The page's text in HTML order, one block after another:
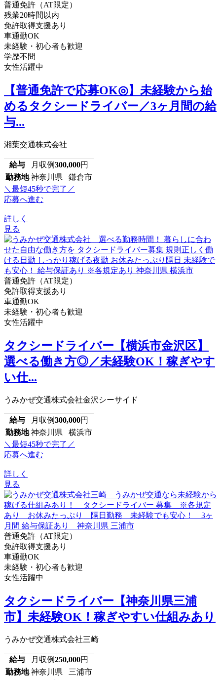
普通免許（AT限定）
残業20時間以内
免許取得支援あり
車通勤OK
未経験・初心者も歓迎
学歴不問
女性活躍中
【普通免許で応募OK◎】未経験から始
めるタクシードライバー／3ヶ月間の給
与...
湘葉交通株式会社
給与 月収例300,000円
勤務地 神奈川県 鎌倉市
＼最短45秒で完了／
応募へ進む
詳しく
見る
普通免許（AT限定）
免許取得支援あり
車通勤OK
未経験・初心者も歓迎
女性活躍中
タクシードライバー【横浜市金沢区】
選べる働き方◎／未経験OK！稼ぎやす
い仕...
うみかぜ交通株式会社金沢シーサイド
給与 月収例300,000円
勤務地 神奈川県 横浜市
＼最短45秒で完了／
応募へ進む
詳しく
見る
普通免許（AT限定）
免許取得支援あり
車通勤OK
未経験・初心者も歓迎
女性活躍中
タクシードライバー【神奈川県三浦
市】未経験OK！稼ぎやすい仕組みあり
うみかぜ交通株式会社三崎
給与 月収例250,000円
勤務地 神奈川県 三浦市